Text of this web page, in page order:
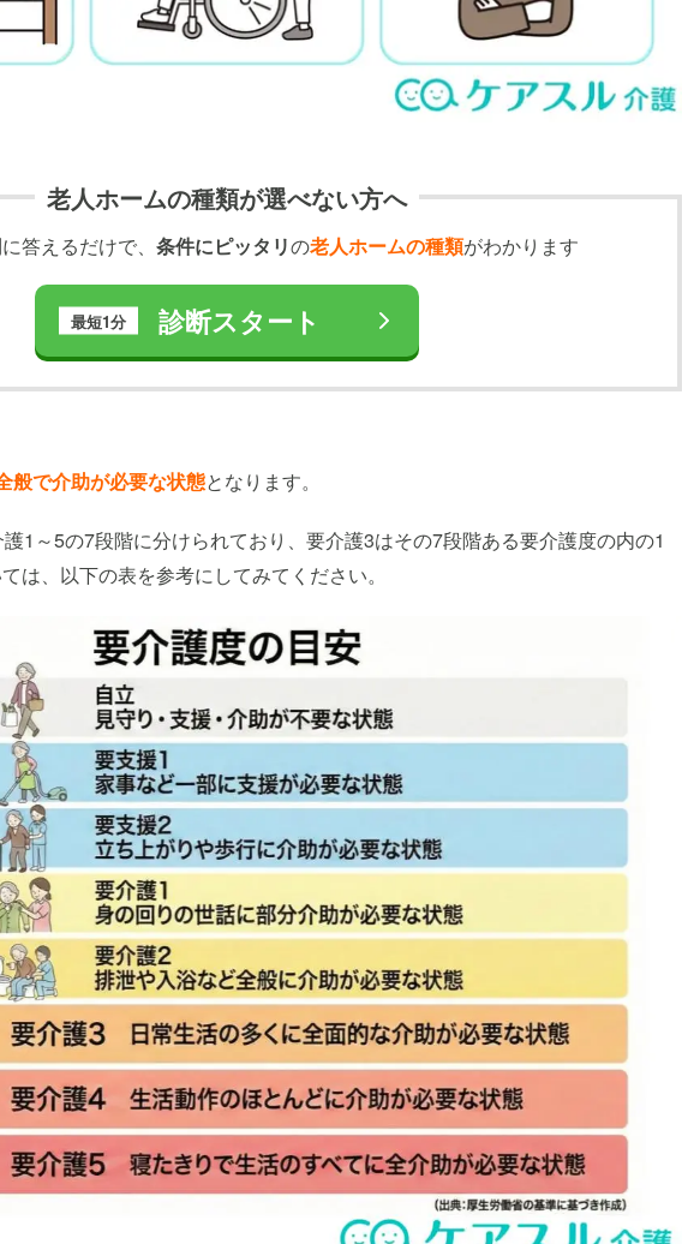
老人ホームの種類が選べない方へ
答えるだけで、 条件にピッタリの老人ホームの種類がわかります
最短1分 診断スタート
般で介助が必要な状態となります。
1～5の7段階に分けられており、要介護3はその7段階ある要介護度の内の1
は、以下の表を参考にしてみてください。